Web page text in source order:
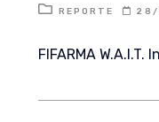
REPORTE
FIFARMA